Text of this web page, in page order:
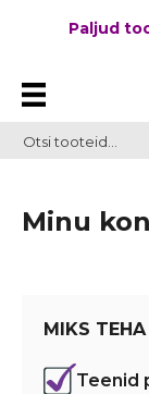
Paljud
Minu
MIKS
Teenid